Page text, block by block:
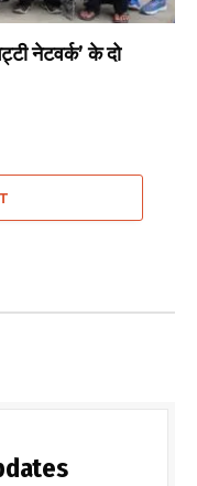
नेटवर्क’ के दो